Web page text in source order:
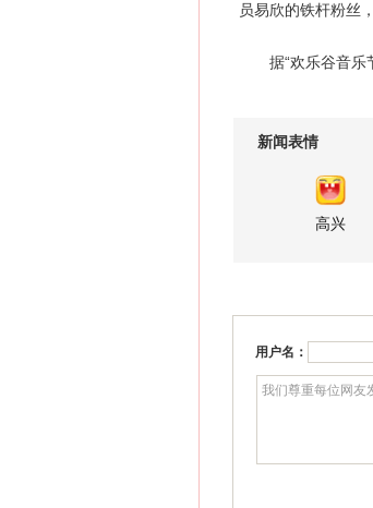
员易欣的铁杆粉丝
据“欢乐谷音乐节
新闻表情
高兴
用户名：